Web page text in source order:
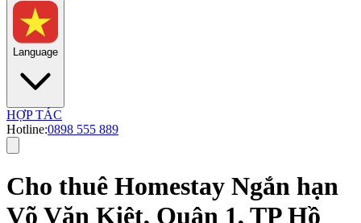
Language
HỢP TÁC
Hotline:0898 555 889
Cho thuê Homestay Ngắn hạn
Võ Văn Kiệt, Quận 1, TP Hồ